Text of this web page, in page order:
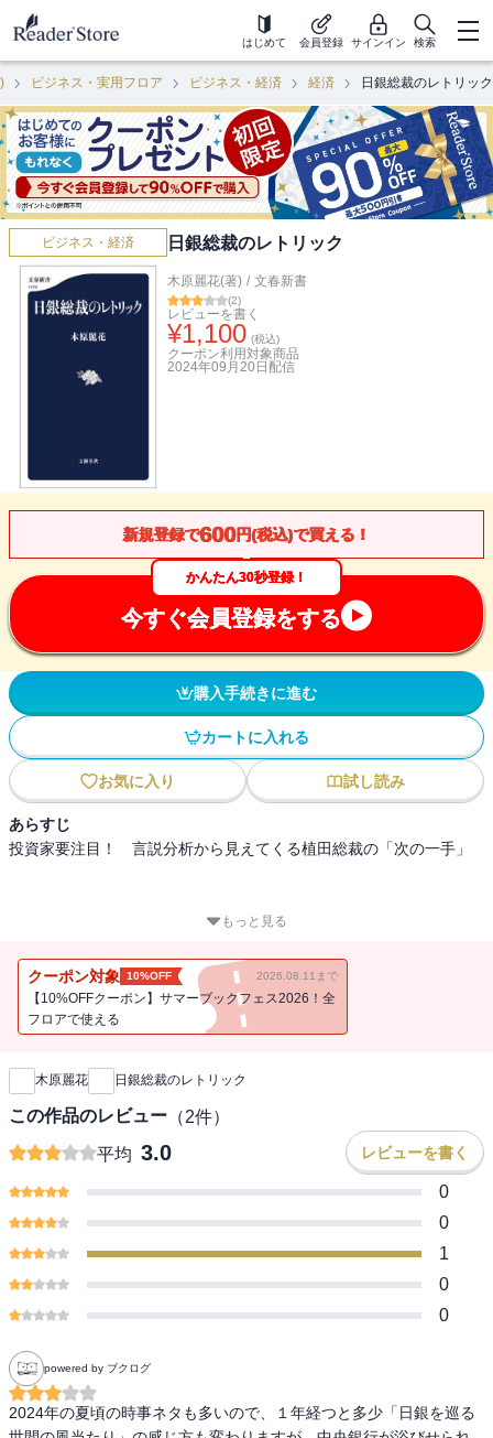
はじめて 会員登録 サインイン 検索
ビジネス・実用フロア ビジネス・経済 経済 日銀総裁のレトリック
ビジネス・経済 日銀総裁のレトリック
木原麗花(著) / 文春新書
(2)
レビューを書く
¥1,100 (税込)
クーポン利用対象商品
2024年09月20日 配信
新規登録で600円(税込)で買える！
かんたん30秒登録！
今すぐ会員登録をする
購入手続きに進む
カートに入れる
お気に入り 試し読み
あらすじ
投資家要注目！ 言説分析から見えてくる植田総裁の「次の一手」
マーケットは不安定な状況が続いている。
植田総裁が発言するたびに円は売り込まれた。
会見でさらなる利上げに言及した途端、
いったい日銀は何を考えているのか？ 植田総裁は何がしたいの
か？
通信社で通算20年以上も日銀担当をつとめてきたベテラン記者の著
者は、
もっと見る
クーポン対象 10%OFF 2026.08.11まで
【10%OFFクーポン】サマーブックフェス2026！全
フロアで使える
新刊通知
木原麗花 日銀総裁のレトリック
この作品のレビュー （2件）
平均 3.0 レビューを書く
0
0
1
0
0
powered by ブクログ
2024年の夏頃の時事ネタも多いので、１年経つと多少「日銀を巡る